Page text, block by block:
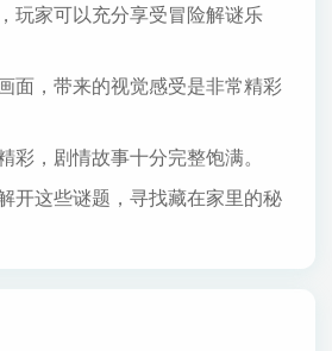
玩家可以充分享受冒险解谜乐
面，带来的视觉感受是非常精彩
彩，剧情故事十分完整饱满。
开这些谜题，寻找藏在家里的秘